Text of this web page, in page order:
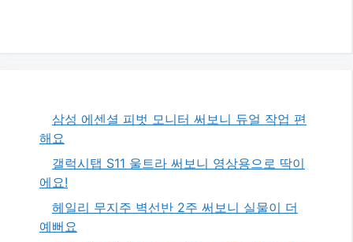
삼성 에센셜 피벗 모니터 써보니 듀얼 작업 편
해요
갤럭시탭 S11 울트라 써보니 영상용으로 딱이
에요!
헤일리 무지주 벽선반 2주 써보니 실물이 더
예뻐요